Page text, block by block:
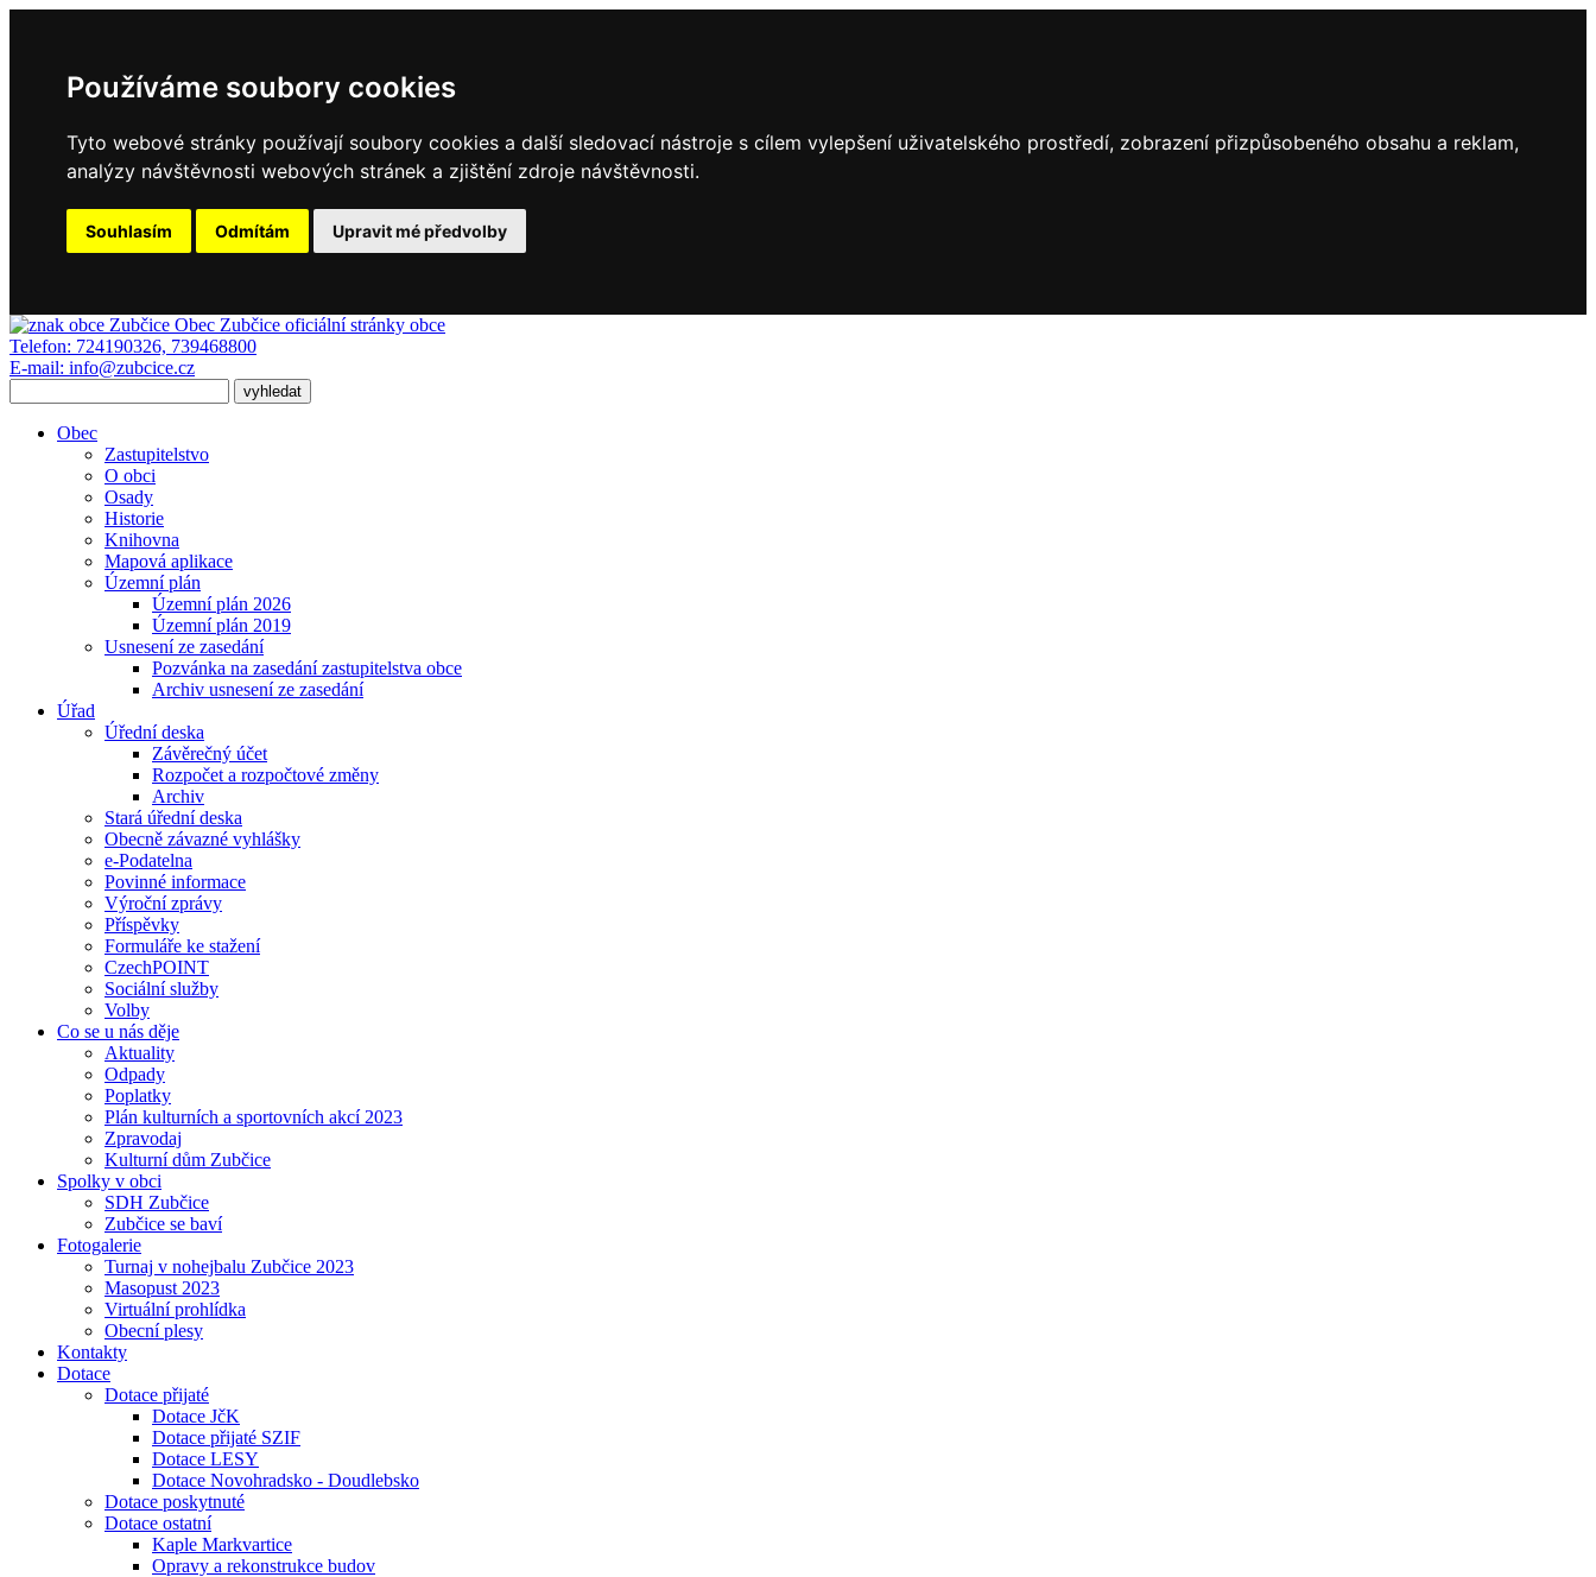
Používáme soubory cookies
Tyto webové stránky používají soubory cookies a další sledovací nástroje s cílem vylepšení uživatelského prostředí, zobrazení přizpůsobeného obsahu a reklam,
analýzy návštěvnosti webových stránek a zjištění zdroje návštěvnosti.
Souhlasím Odmítám Upravit mé předvolby
Obec Zubčice oficiální stránky obce
Telefon: 724190326, 739468800
E-mail: info@zubcice.cz
Obec
Zastupitelstvo
O obci
Osady
Historie
Knihovna
Mapová aplikace
Územní plán
Územní plán 2026
Územní plán 2019
Usnesení ze zasedání
Pozvánka na zasedání zastupitelstva obce
Archiv usnesení ze zasedání
Úřad
Úřední deska
Závěrečný účet
Rozpočet a rozpočtové změny
Archiv
Stará úřední deska
Obecně závazné vyhlášky
e-Podatelna
Povinné informace
Výroční zprávy
Příspěvky
Formuláře ke stažení
CzechPOINT
Sociální služby
Volby
Co se u nás děje
Aktuality
Odpady
Poplatky
Plán kulturních a sportovních akcí 2023
Zpravodaj
Kulturní dům Zubčice
Spolky v obci
SDH Zubčice
Zubčice se baví
Fotogalerie
Turnaj v nohejbalu Zubčice 2023
Masopust 2023
Virtuální prohlídka
Obecní plesy
Kontakty
Dotace
Dotace přijaté
Dotace JčK
Dotace přijaté SZIF
Dotace LESY
Dotace Novohradsko - Doudlebsko
Dotace poskytnuté
Dotace ostatní
Kaple Markvartice
Opravy a rekonstrukce budov